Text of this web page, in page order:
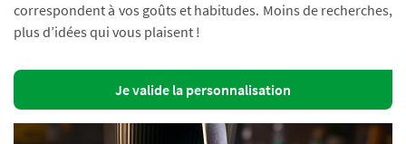
correspondent à vos goûts et habitudes. Moins de recherches,
plus d’idées qui vous plaisent !
Je valide la personnalisation